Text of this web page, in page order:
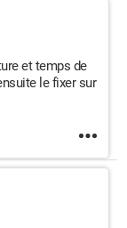
et temps de
le fixer sur